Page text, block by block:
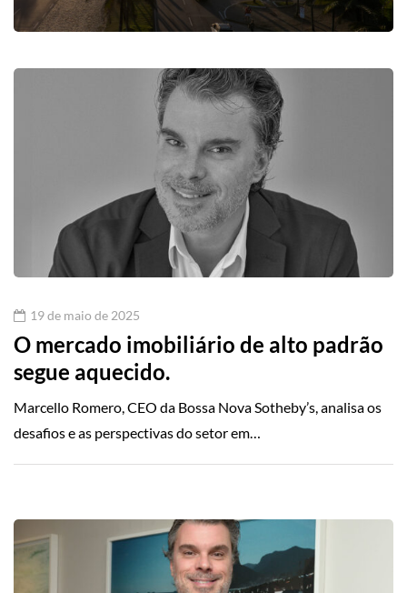
19 de maio de 2025
O mercado imobiliário de alto padrão
segue aquecido.
Marcello Romero, CEO da Bossa Nova Sotheby’s, analisa os
desafios e as perspectivas do setor em…